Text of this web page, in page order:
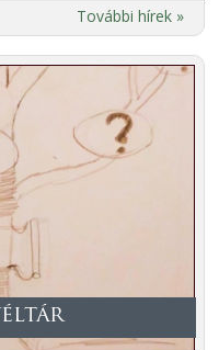
További hírek »